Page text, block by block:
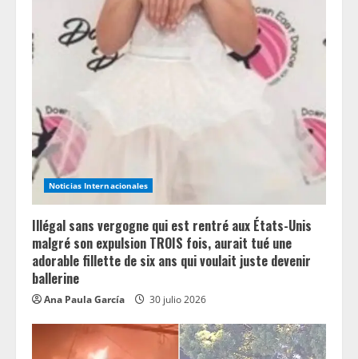
Noticias Internacionales
Illégal sans vergogne qui est rentré aux États-Unis
malgré son expulsion TROIS fois, aurait tué une
adorable fillette de six ans qui voulait juste devenir
ballerine
Ana Paula García 30 julio 2026